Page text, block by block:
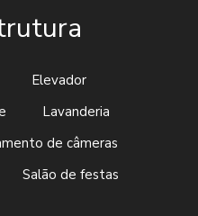
Elevador
Lavanderia
de câmeras
Salão de festas